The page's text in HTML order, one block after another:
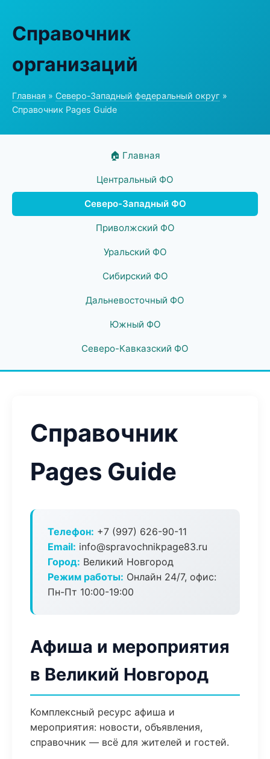
Справочник
организаций
Главная » Северо-Западный федеральный округ »
Справочник Pages Guide
🏠 Главная
Центральный ФО
Северо-Западный ФО
Приволжский ФО
Уральский ФО
Сибирский ФО
Дальневосточный ФО
Южный ФО
Северо-Кавказский ФО
Справочник
Pages Guide
Телефон: +7 (997) 626-90-11
Email: info@spravochnikpage83.ru
Город: Великий Новгород
Режим работы: Онлайн 24/7, офис:
Пн-Пт 10:00-19:00
Афиша и мероприятия
в Великий Новгород
Комплексный ресурс афиша и
мероприятия: новости, объявления,
справочник — всё для жителей и гостей.